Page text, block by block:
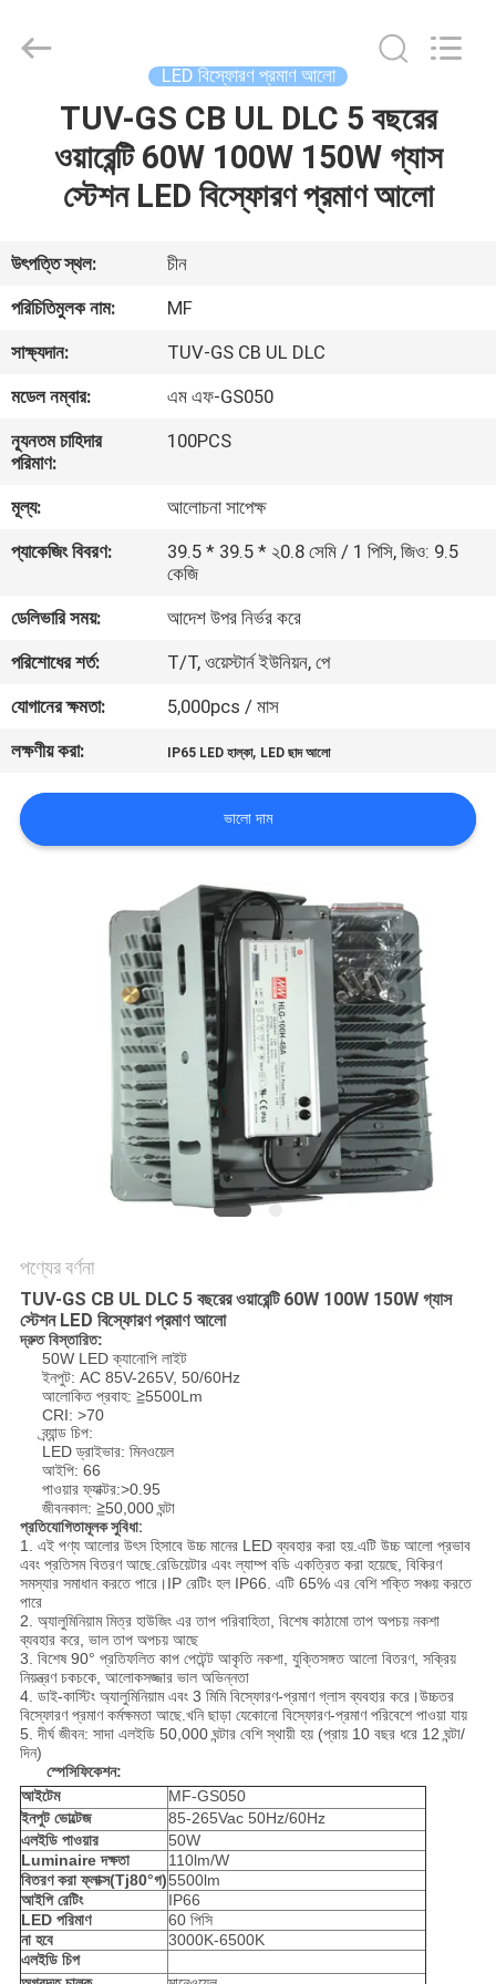
ভিডিও
সম্পর্কে
কারখানা
মান
যোগাযোগ
করুন
জন্য
আবেদন
PRIVACY
Lighting
Co.,Ltd..
LED বিস্ফোরণ প্রমাণ আলো
TUV-GS CB UL DLC 5 বছরের
ওয়ারেন্টি 60W 100W 150W গ্যাস
স্টেশন LED বিস্ফোরণ প্রমাণ আলো
উৎপত্তি স্থল:
চীন
পরিচিতিমুলক নাম:
MF
সাক্ষ্যদান:
TUV-GS CB UL DLC
মডেল নম্বার:
এম এফ-GS050
ন্যূনতম চাহিদার
পরিমাণ:
100PCS
মূল্য:
আলোচনা সাপেক্ষ
প্যাকেজিং বিবরণ:
39.5 * 39.5 * ২0.8 সেমি / 1 পিসি, জিও: 9.5
কেজি
ডেলিভারি সময়:
আদেশ উপর নির্ভর করে
পরিশোধের শর্ত:
T/T, ওয়েস্টার্ন ইউনিয়ন, পে
যোগানের ক্ষমতা:
5,000pcs / মাস
লক্ষণীয় করা:
IP65 LED হাল্কা, LED ছাদ আলো
ভালো দাম
পণ্যের বর্ণনা
TUV-GS CB UL DLC 5 বছরের ওয়ারেন্টি 60W 100W 150W গ্যাস
স্টেশন LED বিস্ফোরণ প্রমাণ আলো
দ্রুত বিস্তারিত:
50W LED ক্যানোপি লাইট
ইনপুট: AC 85V-265V, 50/60Hz
আলোকিত প্রবাহ: ≧5500Lm
CRI: >70
ব্র্যান্ড চিপ:
LED ড্রাইভার: মিনওয়েল
আইপি: 66
পাওয়ার ফ্যাক্টর:>0.95
জীবনকাল: ≧50,000 ঘন্টা
প্রতিযোগিতামূলক সুবিধা:
1. এই পণ্য আলোর উৎস হিসাবে উচ্চ মানের LED ব্যবহার করা হয়.এটি উচ্চ আলো প্রভাব
এবং প্রতিসম বিতরণ আছে.রেডিয়েটার এবং ল্যাম্প বডি একত্রিত করা হয়েছে, বিকিরণ
সমস্যার সমাধান করতে পারে।IP রেটিং হল IP66. এটি 65% এর বেশি শক্তি সঞ্চয় করতে
পারে
2. অ্যালুমিনিয়াম মিত্র হাউজিং এর তাপ পরিবাহিতা, বিশেষ কাঠামো তাপ অপচয় নকশা
ব্যবহার করে, ভাল তাপ অপচয় আছে
3. বিশেষ 90° প্রতিফলিত কাপ পেটেন্ট আকৃতি নকশা, যুক্তিসঙ্গত আলো বিতরণ, সক্রিয়
নিয়ন্ত্রণ চকচকে, আলোকসজ্জার ভাল অভিন্নতা
4. ডাই-কাস্টিং অ্যালুমিনিয়াম এবং 3 মিমি বিস্ফোরণ-প্রমাণ গ্লাস ব্যবহার করে।উচ্চতর
বিস্ফোরণ প্রমাণ কর্মক্ষমতা আছে.খনি ছাড়া যেকোনো বিস্ফোরণ-প্রমাণ পরিবেশে পাওয়া যায়
5. দীর্ঘ জীবন: সাদা এলইডি 50,000 ঘন্টার বেশি স্থায়ী হয় (প্রায় 10 বছর ধরে 12 ঘন্টা/
দিন)
স্পেসিফিকেশন:
আইটেম
MF-GS050
ইনপুট ভোল্টেজ
85-265Vac 50Hz/60Hz
এলইডি পাওয়ার
50W
Luminaire দক্ষতা
110lm/W
বিতরণ করা ফ্লাক্স(Tj80°গ)5500lm
আইপি রেটিং
IP66
LED পরিমাণ
60 পিসি
না হবে
3000K-6500K
এলইডি চিপ